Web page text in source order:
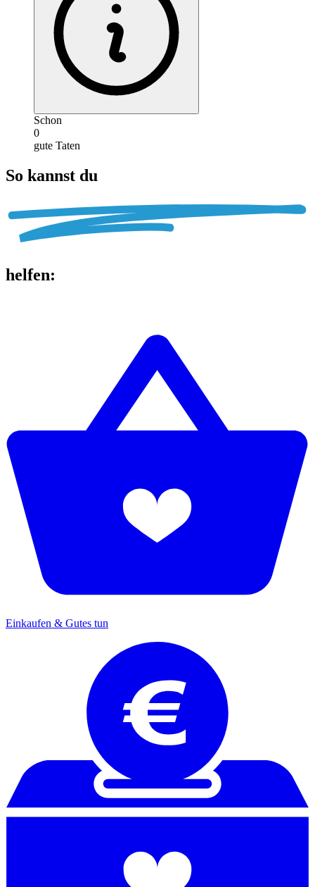
Schon
0
gute Taten
So kannst du
helfen:
Einkaufen & Gutes tun